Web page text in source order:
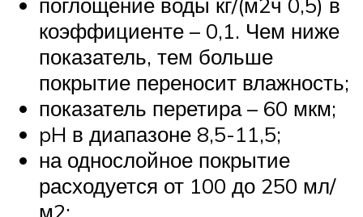
коэффициенте – 0,1. Чем ниже
показатель, тем больше
покрытие переносит влажность;
показатель перетира – 60 мкм;
pH в диапазоне 8,5-11,5;
на однослойное покрытие
расходуется от 100 до 250 мл/
м2;